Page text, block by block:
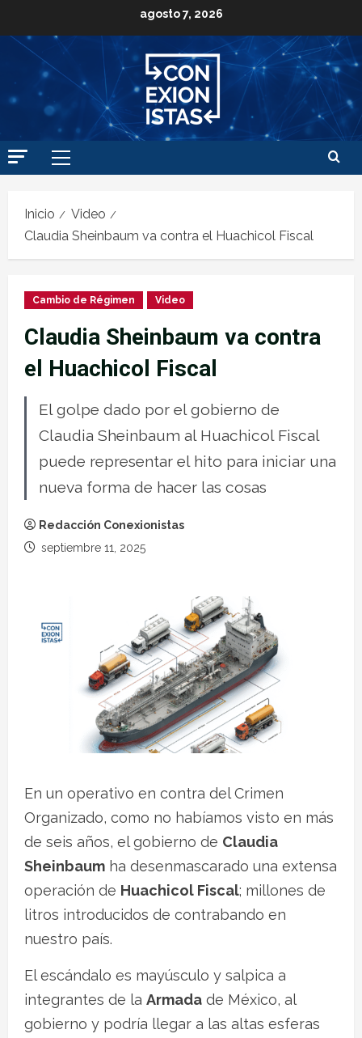
agosto 7, 2026
Inicio
Video
Claudia Sheinbaum va contra el Huachicol Fiscal
Cambio de Régimen Video
Claudia Sheinbaum va contra
el Huachicol Fiscal
El golpe dado por el gobierno de
Claudia Sheinbaum al Huachicol Fiscal
puede representar el hito para iniciar una
nueva forma de hacer las cosas
Redacción Conexionistas
septiembre 11, 2025
En un operativo en contra del Crimen
Organizado, como no habíamos visto en más
de seis años, el gobierno de Claudia
Sheinbaum ha desenmascarado una extensa
operación de Huachicol Fiscal; millones de
litros introducidos de contrabando en
nuestro país.
El escándalo es mayúsculo y salpica a
integrantes de la Armada de México, al
gobierno y podría llegar a las altas esferas